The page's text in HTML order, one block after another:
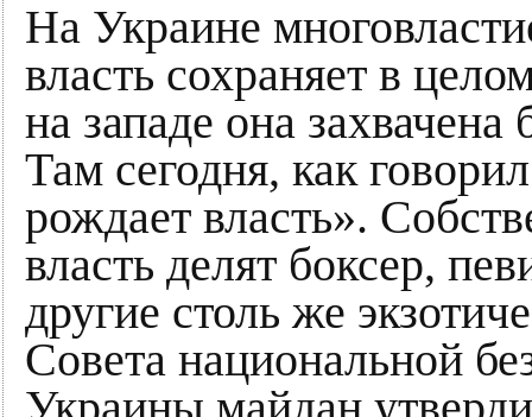
На Украине
власть сохраняет в
на западе она
Там сегодня, как
рождает власть».
власть делят боксер,
другие столь же
Совета национальной